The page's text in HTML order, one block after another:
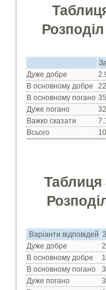
Дуже добре
В основному добре
В основному погано
Дуже погано
Важко сказати
Всього
Таблиця
Варіанти відповідей
Дуже добре
В основному добре
В основному погано
Дуже погано